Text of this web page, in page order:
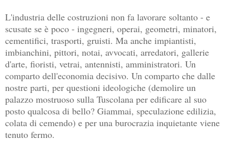
L'industria delle costruzioni non fa lavorare soltanto - e
scusate se è poco - ingegneri, operai, geometri, minatori,
cementifici, trasporti, gruisti. Ma anche impiantisti,
imbianchini, pittori, notai, avvocati, arredatori, gallerie
d'arte, fioristi, vetrai, antennisti, amministratori. Un
comparto dell'economia decisivo. Un comparto che dalle
nostre parti, per questioni ideologiche (demolire un
palazzo mostruoso sulla Tuscolana per edificare al suo
posto qualcosa di bello? Giammai, speculazione edilizia,
colata di cemendo) e per una burocrazia inquietante viene
tenuto fermo.